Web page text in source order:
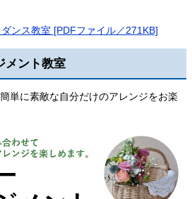
ンス教室 [PDFファイル／271KB]
メント教室
単に素敵な自分だけのアレンジをお楽